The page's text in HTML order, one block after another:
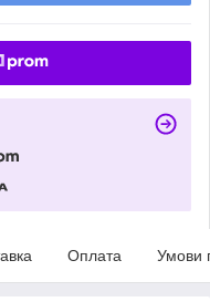
Оплата Умови